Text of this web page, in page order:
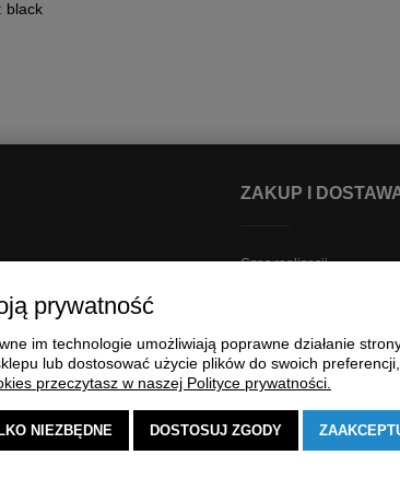
black
ZAKUP I
Czas realizacji
Płatności
Program lojalnościowy
Ustawienia plików cookies
Dokonaj zwrotu
prywatność
im technologie umożliwiają poprawne działanie
lub dostosować użycie plików do swoich
przeczytasz w naszej Polityce prywatności.
NIEZBĘDNE DOSTOSUJ ZGODY